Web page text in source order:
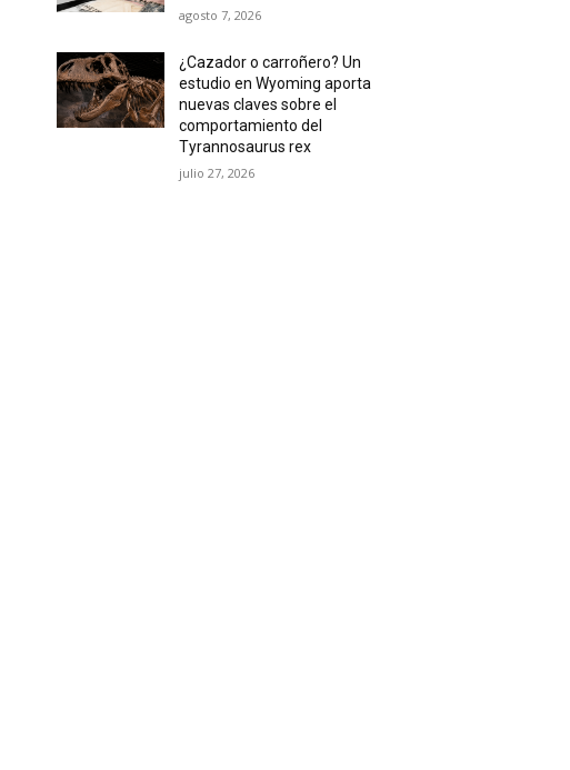
agosto 7, 2026
¿Cazador o carroñero? Un
estudio en Wyoming aporta
nuevas claves sobre el
comportamiento del
Tyrannosaurus rex
julio 27, 2026